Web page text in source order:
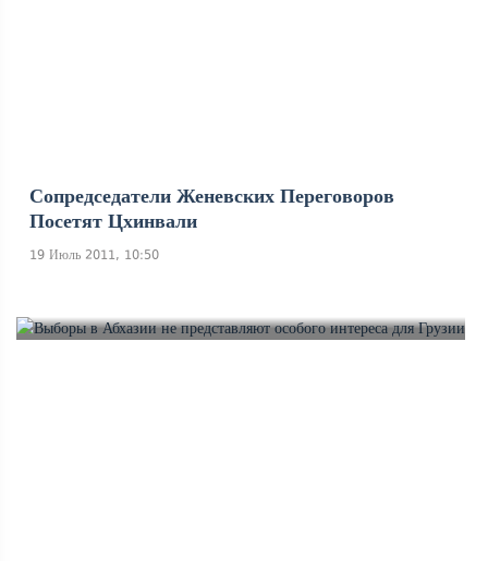
Сопредседатели Женевских Переговоров
Посетят Цхинвали
19 Июль 2011, 10:50